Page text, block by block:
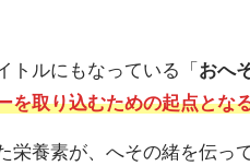
ルにもなっている「 おへ
を取り込むための起点とな
栄養素が、へその緒を伝っ